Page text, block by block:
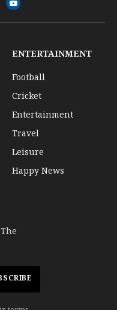
YouTube
ENTERTAINMENT
Football
Cricket
Entertainment
Travel
Leisure
Happy News